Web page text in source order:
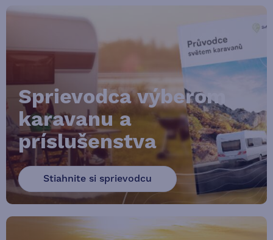
Sprievodca výberom
karavanu a
príslušenstva
Stiahnite si sprievodcu